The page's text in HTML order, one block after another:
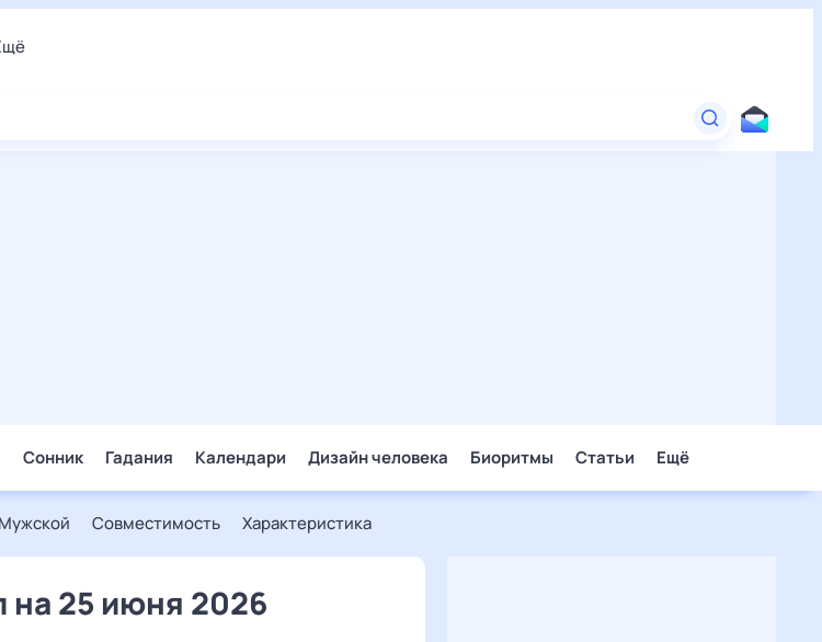
Сонник Гадания Календари Дизайн человека Биоритмы Статьи Ещё
Мужской Совместимость Характеристика
на 25 июня 2026